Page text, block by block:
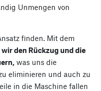
Unmengen von
finden. Mit dem
wir den Rückzug und die
was uns die
eliminieren und auch zu
in die Maschine fallen